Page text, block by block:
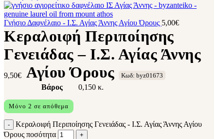
Γνήσιο Δαφνέλαιο - Ι.Σ. Αγίας Άννης Αγίου Όρους 5,00€
Κεραλοιφή Περιποίησης
Γενειάδας – Ι.Σ. Αγίας Άννης
Αγίου Όρους
9,50€ Κωδ: byz01673
Βάρος 0,150 κ.
Μόνο 2 σε απόθεμα
Κεραλοιφή Περιποίησης Γενειάδας - Ι.Σ. Αγίας Άννης Αγίου
Όρους ποσότητα